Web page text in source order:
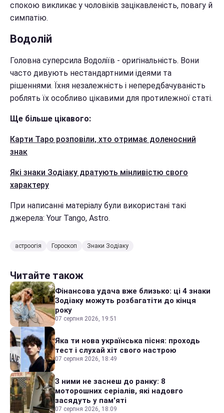
спокою викликає у чоловіків зацікавленість, повагу й
симпатію.
Водолій
Головна суперсила Водоліїв - оригінальність. Вони
часто дивують нестандартними ідеями та
рішеннями. Їхня незалежність і непередбачуваність
роблять їх особливо цікавими для протилежної статі.
Ще більше цікавого:
Карти Таро розповіли, хто отримає доленосний
знак
Які знаки Зодіаку дратують мінливістю свого
характеру
При написанні матеріалу були використані такі
джерела: Your Tango, Astro.
астроогія Гороскоп Знаки Зодіаку
Читайте також
Фінансова удача вже близько: ці 4 знаки
Зодіаку можуть розбагатіти до кінця
року
07 серпня 2026, 19:51
Яка ти нова українська пісня: проходь
тест і слухай хіт свого настрою
07 серпня 2026, 18:49
З ними не заснеш до ранку: 8
моторошних серіалів, які надовго
засядуть у пам'яті
07 серпня 2026, 18:09